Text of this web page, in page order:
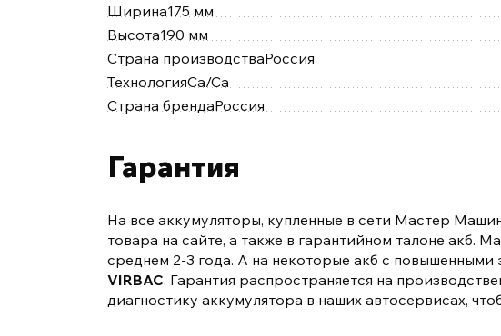
Ширина175 мм
Высота190 мм
Страна производстваРоссия
ТехнологияCa/Ca
Страна брендаРоссия
Гарантия
На все аккумуляторы, купленные в сети Мастер
товара на сайте, а также в гарантийном талоне акб.
среднем 2-3 года. А на некоторые акб с повышенными
VIRBAC. Гарантия распространяется на
диагностику аккумулятора в наших автосервисах,